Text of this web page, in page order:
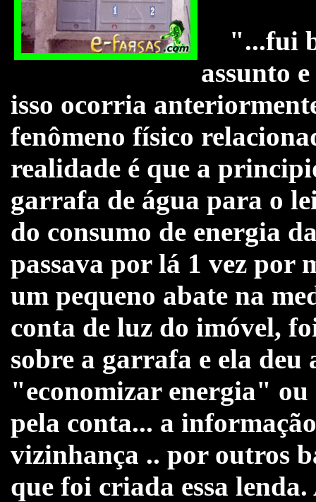
"...fui
assunto
isso ocorria
fenômeno físico
realidade é que a
garrafa de água para o
do consumo de energia
passava por lá 1 vez por
um pequeno abate na
conta de luz do imóvel,
sobre a garrafa e ela deu
"economizar energia"
pela conta... a
vizinhança .. por outros
que foi criada essa lenda.